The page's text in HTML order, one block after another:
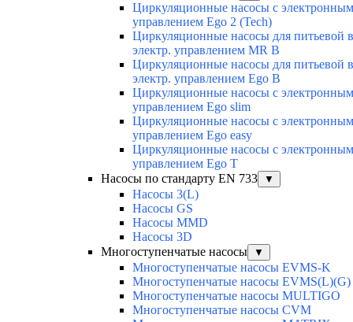
Циркуляционные насосы с электронным
управлением Ego 2 (Tech)
Циркуляционные насосы для питьевой
электр. управлением MR B
Циркуляционные насосы для питьевой
электр. управлением Ego B
Циркуляционные насосы с электронным
управлением Ego slim
Циркуляционные насосы с электронным
управлением Ego easy
Циркуляционные насосы с электронным
управлением Ego T
Насосы по стандарту EN 733
▼
Насосы 3(L)
Насосы GS
Насосы MMD
Насосы 3D
Многоступенчатые насосы
▼
Многоступенчатые насосы EVMS-K
Многоступенчатые насосы EVMS(L)(G)
Многоступенчатые насосы MULTIGO
Многоступенчатые насосы CVM